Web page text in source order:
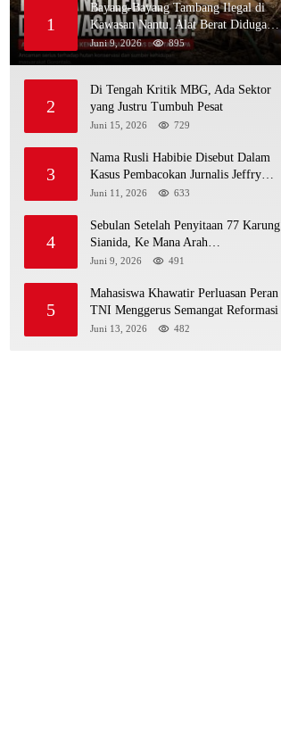
1
Bayang-Bayang Tambang Ilegal di
Kawasan Nantu, Alat Berat Diduga
Kembali Menembus Hutan Sapa
Juni 9, 2026 895
2
Di Tengah Kritik MBG, Ada Sektor
yang Justru Tumbuh Pesat
Juni 15, 2026 729
3
Nama Rusli Habibie Disebut Dalam
Kasus Pembacokan Jurnalis Jeffry
Rumampuk
Juni 11, 2026 633
4
Sebulan Setelah Penyitaan 77 Karung
Sianida, Ke Mana Arah
Penyidikannya?
Juni 9, 2026 491
5
Mahasiswa Khawatir Perluasan Peran
TNI Menggerus Semangat Reformasi
Juni 13, 2026 482